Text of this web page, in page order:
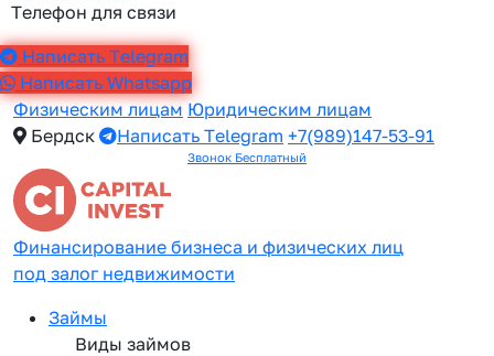
Телефон для связи
Написать Telegram
Написать Whatsapp
Физическим лицам Юридическим лицам
Бердск
Написать Telegram +7(989)147-53-91
Звонок Бесплатный
Финансирование бизнеса и физических лиц
под залог недвижимости
Займы
Виды займов